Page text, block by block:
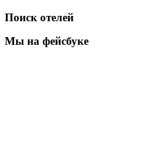
Поиск отелей
Мы на фейсбуке